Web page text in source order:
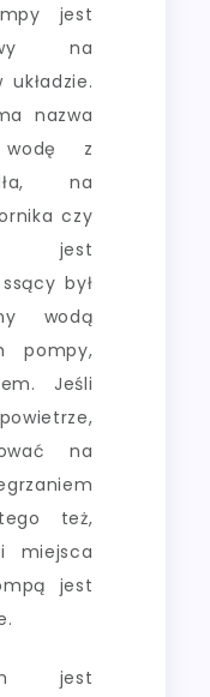
jest
na
nazwa
wodę z
na
czy
jest
był
wodą
pompy,
Jeśli
na
też,
miejsca
jest
jest